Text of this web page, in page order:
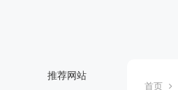
推荐网站
首页